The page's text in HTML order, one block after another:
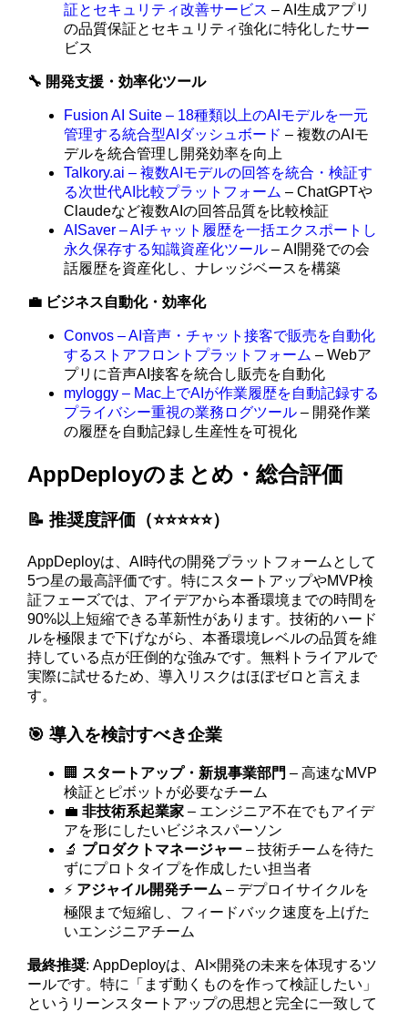
証とセキュリティ改善サービス – AI生成アプリ
の品質保証とセキュリティ強化に特化したサー
ビス
🔧 開発支援・効率化ツール
Fusion AI Suite – 18種類以上のAIモデルを一元
管理する統合型AIダッシュボード – 複数のAIモ
デルを統合管理し開発効率を向上
Talkory.ai – 複数AIモデルの回答を統合・検証す
る次世代AI比較プラットフォーム – ChatGPTや
Claudeなど複数AIの回答品質を比較検証
AISaver – AIチャット履歴を一括エクスポートし
永久保存する知識資産化ツール – AI開発での会
話履歴を資産化し、ナレッジベースを構築
💼 ビジネス自動化・効率化
Convos – AI音声・チャット接客で販売を自動化
するストアフロントプラットフォーム – Webア
プリに音声AI接客を統合し販売を自動化
myloggy – Mac上でAIが作業履歴を自動記録する
プライバシー重視の業務ログツール – 開発作業
の履歴を自動記録し生産性を可視化
AppDeployのまとめ・総合評価
📝 推奨度評価（⭐️⭐️⭐️⭐️⭐️）
AppDeployは、AI時代の開発プラットフォームとして
5つ星の最高評価です。特にスタートアップやMVP検
証フェーズでは、アイデアから本番環境までの時間を
90%以上短縮できる革新性があります。技術的ハード
ルを極限まで下げながら、本番環境レベルの品質を維
持している点が圧倒的な強みです。無料トライアルで
実際に試せるため、導入リスクはほぼゼロと言えま
す。
🎯 導入を検討すべき企業
🏢 スタートアップ・新規事業部門 – 高速なMVP
検証とピボットが必要なチーム
💼非技術系起業家 – エンジニア不在でもアイデ
アを形にしたいビジネスパーソン
🔬 プロダクトマネージャー – 技術チームを待た
ずにプロトタイプを作成したい担当者
⚡ アジャイル開発チーム – デプロイサイクルを
極限まで短縮し、フィードバック速度を上げた
いエンジニアチーム
最終推奨: AppDeployは、AI×開発の未来を体現するツ
ールです。特に「まず動くものを作って検証したい」
というリーンスタートアップの思想と完全に一致して